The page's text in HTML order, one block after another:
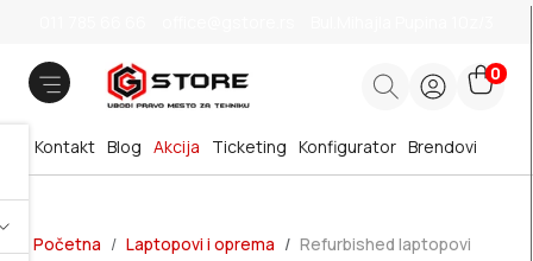
0
Brendovi
Blog Akcija
Kontakt Ticketing Konfigurator
Početna Laptopovi i oprema Refurbished laptopovi